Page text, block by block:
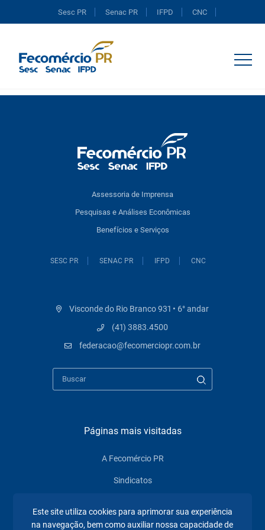
Sesc PR Senac PR IFPD CNC
Assessoria de Imprensa
Pesquisas e Análises Econômicas
Benefícios e Serviços
SESC PR SENAC PR IFPD CNC
Visconde do Rio Branco 931 • 6° andar
(41) 3883.4500
federacao@fecomerciopr.com.br
Páginas mais visitadas
A Fecomércio PR
Sindicatos
Atuação
Este site utiliza cookies para aprimorar sua experiência
na navegação, bem como auxiliar nossa capacidade de